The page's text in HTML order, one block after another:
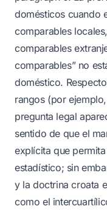
domésticos cuando
comparables
comparables
comparables” no
doméstico.
rangos (por
pregunta legal
sentido de que el
explícita que
estadístico; sin
y la doctrina croata
como el